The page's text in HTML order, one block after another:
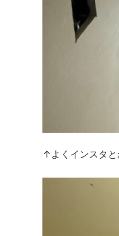
↑よくインスタと